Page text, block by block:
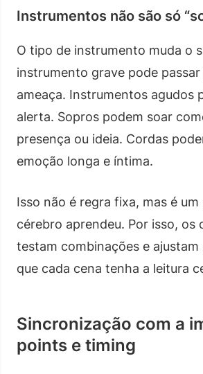
Instrumentos não são só
O tipo de instrumento muda o
instrumento grave pode passar
ameaça. Instrumentos agudos
alerta. Sopros podem soar
presença ou ideia. Cordas
emoção longa e íntima.
Isso não é regra fixa, mas é
cérebro aprendeu. Por isso, os
testam combinações e ajustam
que cada cena tenha a leitura
Sincronização com a
points e timing